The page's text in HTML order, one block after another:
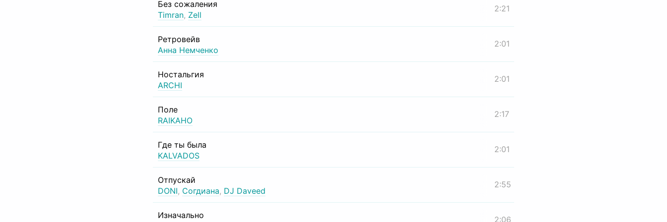
Без сожаления
Timran, Zell
2:21
Ретровейв
Анна Немченко
2:01
Ностальгия
ARCHI
2:01
Поле
RAIKAHO
2:17
Где ты была
KALVADOS
2:01
Отпускай
DONI, Согдиана, DJ Daveed
2:55
Изначально
2:06